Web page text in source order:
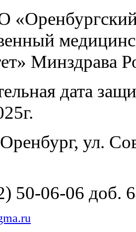
Минздрава
дата
ул.
50-06-06 доб.